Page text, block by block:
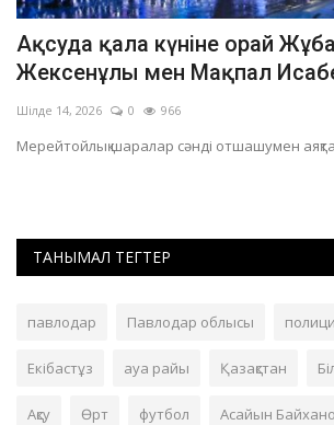
Ақсуда қала күніне орай
Жексенұлы мен Мақпал
Шілде 14, 2026 0 966
Мерейтойлық шаралар сәнді отшашумен
ТАНЫМАЛ ТЕГТЕР
павлодар Павлодар облысы
Екібастұз ауа райы Қазақстан
Ақсу Өрт футбол Асайын